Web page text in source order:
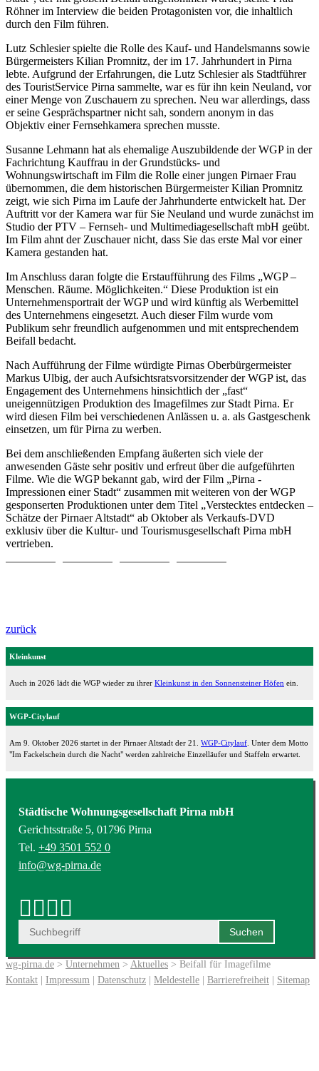
Röhner im Interview die beiden Protagonisten vor, die inhaltlich
durch den Film führen.
Lutz Schlesier spielte die Rolle des Kauf- und Handelsmanns sowie
Bürgermeisters Kilian Promnitz, der im 17. Jahrhundert in Pirna
lebte. Aufgrund der Erfahrungen, die Lutz Schlesier als Stadtführer
des TouristService Pirna sammelte, war es für ihn kein Neuland, vor
einer Menge von Zuschauern zu sprechen. Neu war allerdings, dass
er seine Gesprächspartner nicht sah, sondern anonym in das
Objektiv einer Fernsehkamera sprechen musste.
Susanne Lehmann hat als ehemalige Auszubildende der WGP in der
Fachrichtung Kauffrau in der Grundstücks- und
Wohnungswirtschaft im Film die Rolle einer jungen Pirnaer Frau
übernommen, die dem historischen Bürgermeister Kilian Promnitz
zeigt, wie sich Pirna im Laufe der Jahrhunderte entwickelt hat. Der
Auftritt vor der Kamera war für Sie Neuland und wurde zunächst im
Studio der PTV – Fernseh- und Multimediagesellschaft mbH geübt.
Im Film ahnt der Zuschauer nicht, dass Sie das erste Mal vor einer
Kamera gestanden hat.
Im Anschluss daran folgte die Erstaufführung des Films „WGP –
Menschen. Räume. Möglichkeiten.“ Diese Produktion ist ein
Unternehmensportrait der WGP und wird künftig als Werbemittel
des Unternehmens eingesetzt. Auch dieser Film wurde vom
Publikum sehr freundlich aufgenommen und mit entsprechendem
Beifall bedacht.
Nach Aufführung der Filme würdigte Pirnas Oberbürgermeister
Markus Ulbig, der auch Aufsichtsratsvorsitzender der WGP ist, das
Engagement des Unternehmens hinsichtlich der „fast“
uneigennützigen Produktion des Imagefilmes zur Stadt Pirna. Er
wird diesen Film bei verschiedenen Anlässen u. a. als Gastgeschenk
einsetzen, um für Pirna zu werben.
Bei dem anschließenden Empfang äußerten sich viele der
anwesenden Gäste sehr positiv und erfreut über die aufgeführten
Filme. Wie die WGP bekannt gab, wird der Film „Pirna -
Impressionen einer Stadt“ zusammen mit weiteren von der WGP
gesponserten Produktionen unter dem Titel „Verstecktes entdecken –
Schätze der Pirnaer Altstadt“ ab Oktober als Verkaufs-DVD
exklusiv über die Kultur- und Tourismusgesellschaft Pirna mbH
vertrieben.
zurück
Kleinkunst
Auch in 2026 lädt die WGP wieder zu ihrer Kleinkunst in den Sonnensteiner Höfen ein.
WGP-Citylauf
Am 9. Oktober 2026 startet in der Pirnaer Altstadt der 21. WGP-Citylauf . Unter dem Motto
"Im Fackelschein durch die Nacht" werden zahlreiche Einzelläufer und Staffeln erwartet.
Städtische Wohnungsgesellschaft Pirna mbH
Gerichtsstraße 5, 01796 Pirna
Tel. +49 3501 552 0
info@wg-pirna.de
wg-pirna.de > Unternehmen > Aktuelles > Beifall für Imagefilme
Kontakt | Impressum | Datenschutz | Meldestelle | Barrierefreiheit | Sitemap